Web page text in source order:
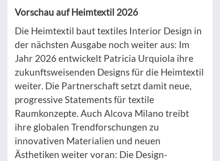
Vorschau auf Heimtextil 2026
Die Heimtextil baut textiles Interior Design in
der nächsten Ausgabe noch weiter aus: Im
Jahr 2026 entwickelt Patricia Urquiola ihre
zukunftsweisenden Designs für die Heimtextil
weiter. Die Partnerschaft setzt damit neue,
progressive Statements für textile
Raumkonzepte. Auch Alcova Milano treibt
ihre globalen Trendforschungen zu
innovativen Materialien und neuen
Ästhetiken weiter voran: Die Design-